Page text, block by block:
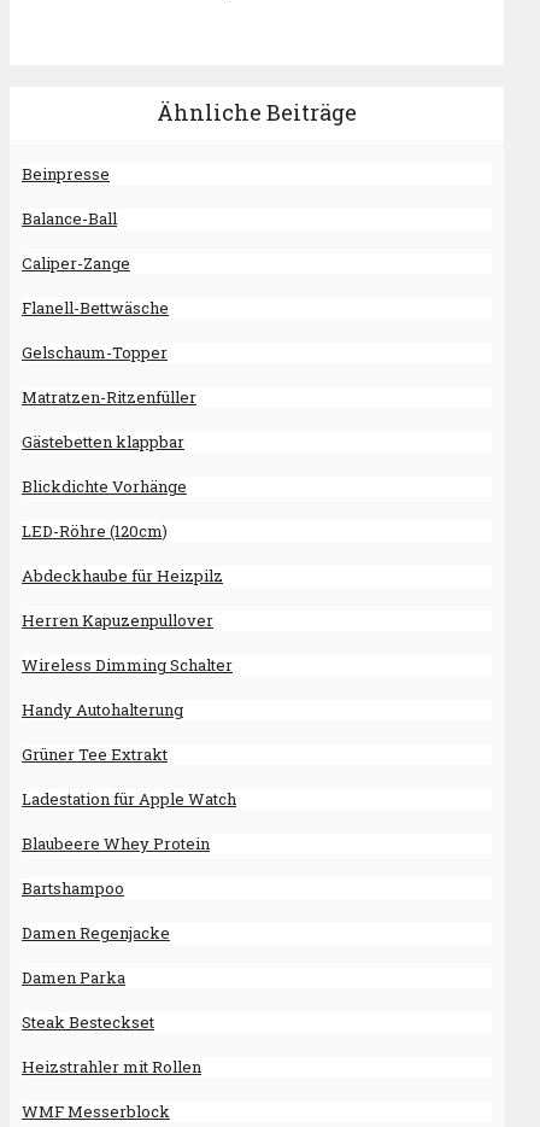
Ähnliche Beiträge
Beinpresse
Balance-Ball
Caliper-Zange
Flanell-Bettwäsche
Gelschaum-Topper
Matratzen-Ritzenfüller
Gästebetten klappbar
Blickdichte Vorhänge
LED-Röhre (120cm)
Abdeckhaube für Heizpilz
Herren Kapuzenpullover
Wireless Dimming Schalter
Handy Autohalterung
Grüner Tee Extrakt
Ladestation für Apple Watch
Blaubeere Whey Protein
Bartshampoo
Damen Regenjacke
Damen Parka
Steak Besteckset
Heizstrahler mit Rollen
WMF Messerblock